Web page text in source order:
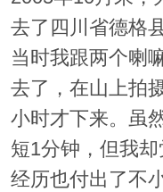
去了四川省德格
当时我跟两个喇
去了，在山上拍
小时才下来。虽
短1分钟，但我
经历也付出了不